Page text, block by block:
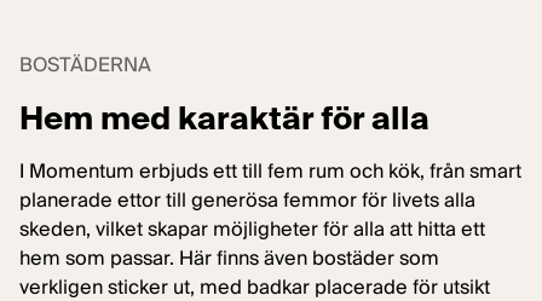
BOSTÄDERNA
Hem med karaktär för alla
I Momentum erbjuds ett till fem rum och kök, från smart
planerade ettor till generösa femmor för livets alla
skeden, vilket skapar möjligheter för alla att hitta ett
hem som passar. Här finns även bostäder som
verkligen sticker ut, med badkar placerade för utsikt